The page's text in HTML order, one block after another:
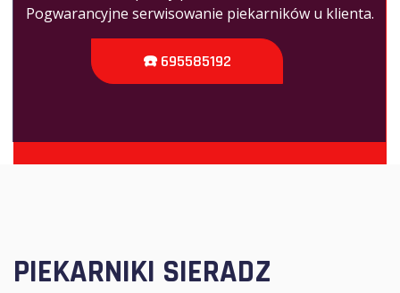
Pogwarancyjne serwisowanie piekarników u klienta.
☎️ 695585192
PIEKARNIKI SIERADZ